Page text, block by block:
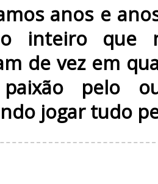
anos e
inteiro que
de vez em
pelo
jogar tudo